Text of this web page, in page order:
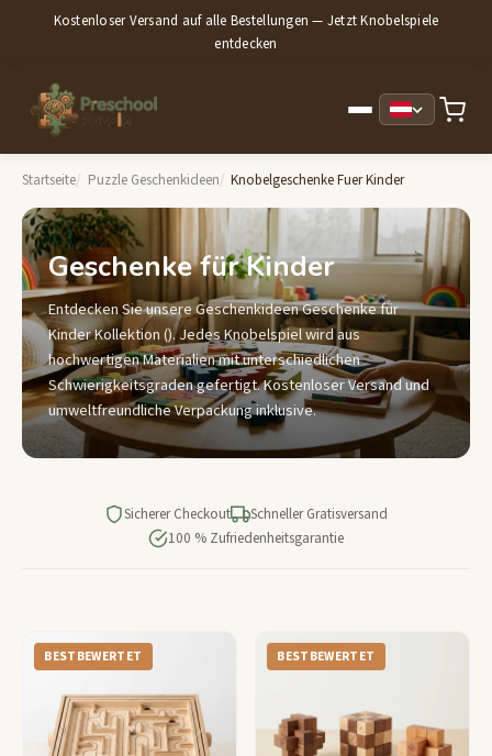
Kostenloser Versand auf alle Bestellungen — Jetzt Knobelspiele
entdecken
Startseite Puzzle Geschenkideen Knobelgeschenke Fuer Kinder
Geschenke für Kinder
Entdecken Sie unsere Geschenkideen Geschenke für
Kinder Kollektion (). Jedes Knobelspiel wird aus
hochwertigen Materialien mit unterschiedlichen
Schwierigkeitsgraden gefertigt. Kostenloser Versand und
umweltfreundliche Verpackung inklusive.
Sicherer Checkout
Schneller Gratisversand
100 % Zufriedenheitsgarantie
BESTBEWERTET BESTBEWERTET